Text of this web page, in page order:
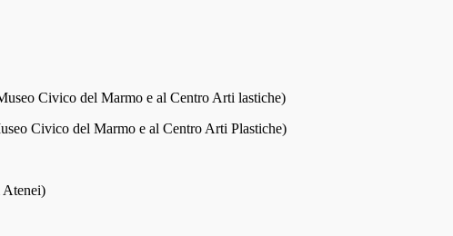
Civico del Marmo e al Centro Arti lastiche)
Civico del Marmo e al Centro Arti Plastiche)
Atenei)